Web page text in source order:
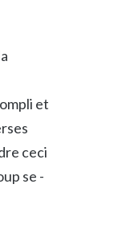
et
ceci
se -